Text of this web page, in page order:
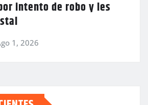
intento de robo y les
1, 2026